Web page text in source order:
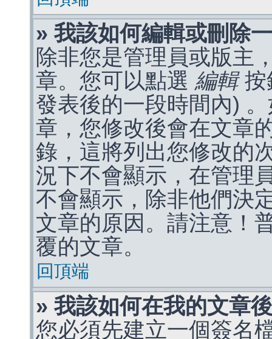
» 我該如何編輯或刪除
除非您是管理員或版主
章。您可以點選 編輯按
發表後的一段時間內)
章，您修改後會在文章
錄，這將列出您修改的
況下不會顯示，在管理
不會顯示，除非他們決
文章的原因。請注意！
覆的文章。
回頂端
» 我該如何在我的文章
您必須先建立一個簽名